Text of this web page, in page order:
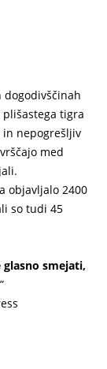
plišastega tigra
in nepogrešljiv
med
objavljalo 2400
so tudi 45
smejati,
”